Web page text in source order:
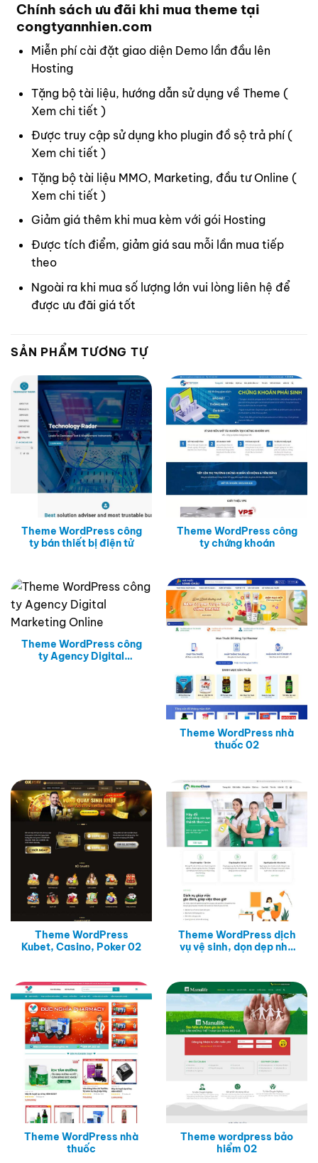
Chính sách ưu đãi khi mua theme tại
congtyannhien.com
Miễn phí cài đặt giao diện Demo lần đầu lên
Hosting
Tặng bộ tài liệu, hướng dẫn sử dụng về Theme (
Xem chi tiết )
Được truy cập sử dụng kho plugin đồ sộ trả phí (
Xem chi tiết )
Tặng bộ tài liệu MMO, Marketing, đầu tư Online (
Xem chi tiết )
Giảm giá thêm khi mua kèm với gói Hosting
Được tích điểm, giảm giá sau mỗi lần mua tiếp
theo
Ngoài ra khi mua số lượng lớn vui lòng liên hệ để
được ưu đãi giá tốt
SẢN PHẨM TƯƠNG TỰ
Theme WordPress công
ty bán thiết bị điện tử
Theme WordPress công
ty chứng khoán
Theme WordPress công
ty Agency Digital
Theme WordPress nhà
thuốc 02
Theme WordPress
Kubet, Casino, Poker 02
Theme WordPress dịch
vụ vệ sinh, dọn dẹp nhà
Theme WordPress nhà
thuốc
Theme wordpress bảo
hiểm 02